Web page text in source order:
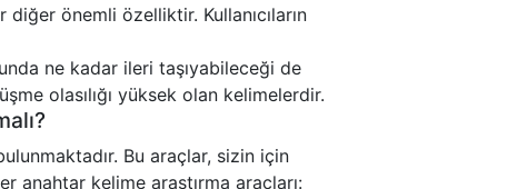
önemli özelliktir. Kullanıcıların
ne kadar ileri taşıyabileceği de
olasılığı yüksek olan kelimelerdir.
Bu araçlar, sizin için
anahtar kelime araştırma araçları: